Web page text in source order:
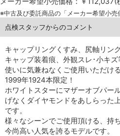
※中古及び委託商品の「メーカー希望小売
点検スタッフからのコメント
キャップリングくすみ、尻軸リン
キャップ装着痕、外観スレ･小キ
使いに気兼ねなくご使用いただけ
1999年1924本限定！
ホワイトスターにマザーオブパー
げなくダイヤモンドをあしらった
です。
様々なシーンでご使用頂ける、持
今尚高い人気を誇るモデルです。